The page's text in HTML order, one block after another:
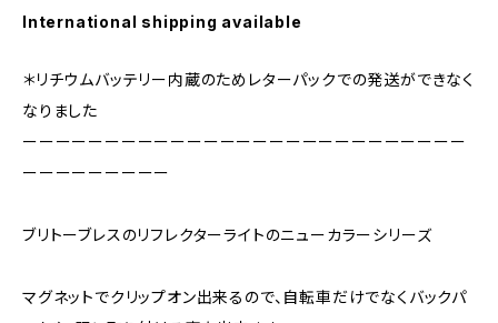
International shipping available
＊リチウムバッテリー内蔵のためレターパックでの発送ができなく
なりました
ーーーーーーーーーーーーーーーーーーーーーーーーーーー
ーーーーーーーーー
ブリトーブレスのリフレクターライトのニューカラーシリーズ
マグネットでクリップオン出来るので、自転車だけでなくバックパ